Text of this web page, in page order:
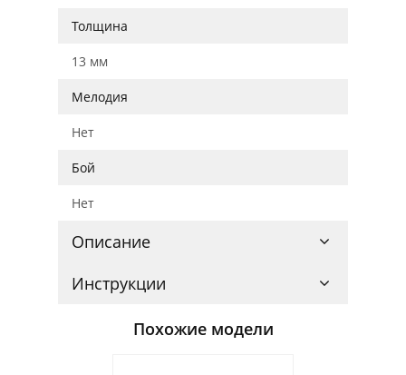
Толщина
13 мм
Мелодия
Нет
Бой
Нет
Описание
Инструкции
Похожие модели